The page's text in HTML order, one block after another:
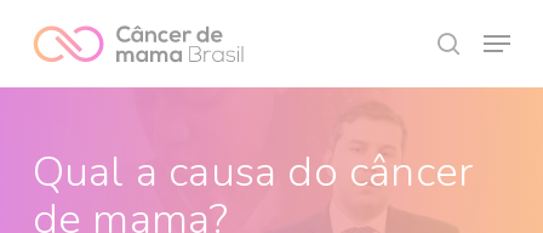
main
Menu
Qual a causa do câncer
de mama?